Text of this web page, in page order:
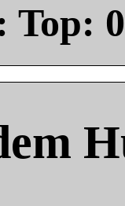
Top: 0